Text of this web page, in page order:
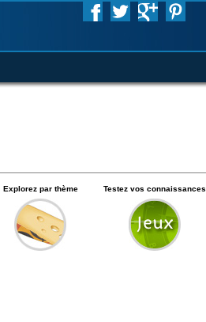
Explorez par thème Testez vos connaissances